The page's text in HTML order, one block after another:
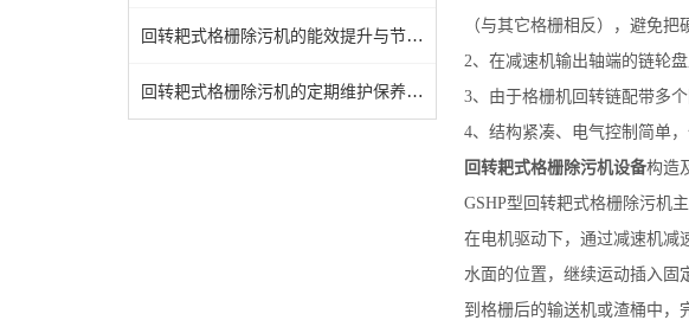
回转耙式格栅除污机的能效提升与节能设计
回转耙式格栅除污机的定期维护保养方法分享
（与其它格栅相反），避免把
2、在减速机输出轴端的链轮
3、由于格栅机回转链配带多
4、结构紧凑、电气控制简单，
回转耙式格栅除污机设备构造
GSHP型回转耙式格栅除污机
在电机驱动下，通过减速机减
水面的位置，继续运动插入固
到格栅后的输送机或渣桶中，